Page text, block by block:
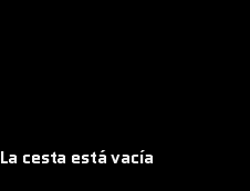
La cesta está vacía